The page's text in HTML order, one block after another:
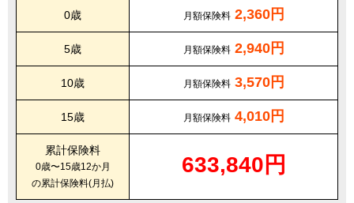
0歳 月額保険料 2,360円
5歳 月額保険料 2,940円
10歳 月額保険料 3,570円
15歳 月額保険料 4,010円
累計保険料
0歳〜15歳12か月
の累計保険料(月払)
633,840円